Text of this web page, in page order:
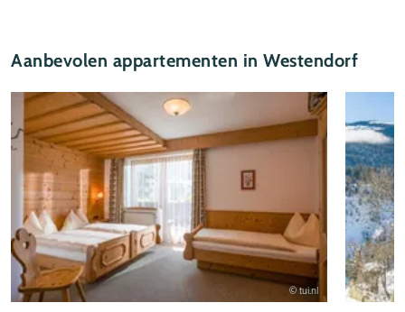
Aanbevolen appartementen in Westendorf
© tui.nl